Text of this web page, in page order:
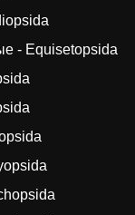
- Equisetopsida